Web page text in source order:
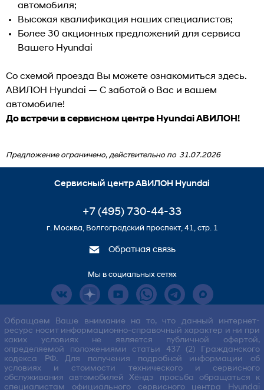
автомобиля;
Высокая квалификация наших специалистов;
Более 30 акционных предложений для сервиса
Вашего Hyundai
Со схемой проезда Вы можете ознакомиться здесь.
АВИЛОН Hyundai — С заботой о Вас и вашем
автомобиле!
До встречи в сервисном центре Hyundai АВИЛОН!
Предложение ограничено, действительно по 31.07.2026
Сервисный центр АВИЛОН Hyundai
+7 (495) 730-44-33
г. Москва, Волгоградский проспект, 41, стр. 1
Обратная связь
Мы в социальных сетях
Обращаем Ваше внимание на то, что данный интернет-
ресурс носит информационно-справочный характер и ни при
каких условиях не является публичной офертой,
определяемой положениями статьи 437 (2) Гражданского
кодекса РФ. Для получения подробной информации об
условиях и стоимости технического и сервисного
обслуживания автомобилей Хёндэ просьба обращаться к
специалистам официального сервисного центра Hyundai